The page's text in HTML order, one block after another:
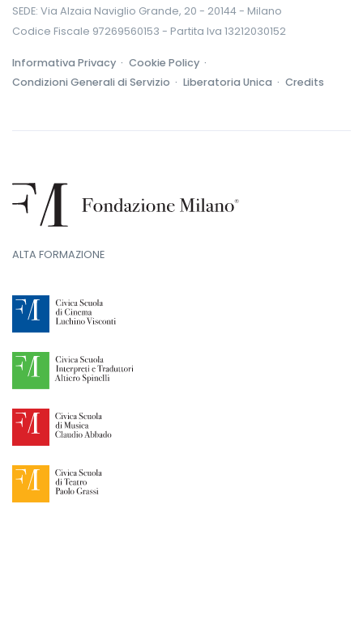
SEDE: Via Alzaia Naviglio Grande, 20 - 20144 - Milano
Codice Fiscale 97269560153 - Partita Iva 13212030152
Informativa Privacy · Cookie Policy ·
Condizioni Generali di Servizio · Liberatoria Unica · Credits
ALTA FORMAZIONE